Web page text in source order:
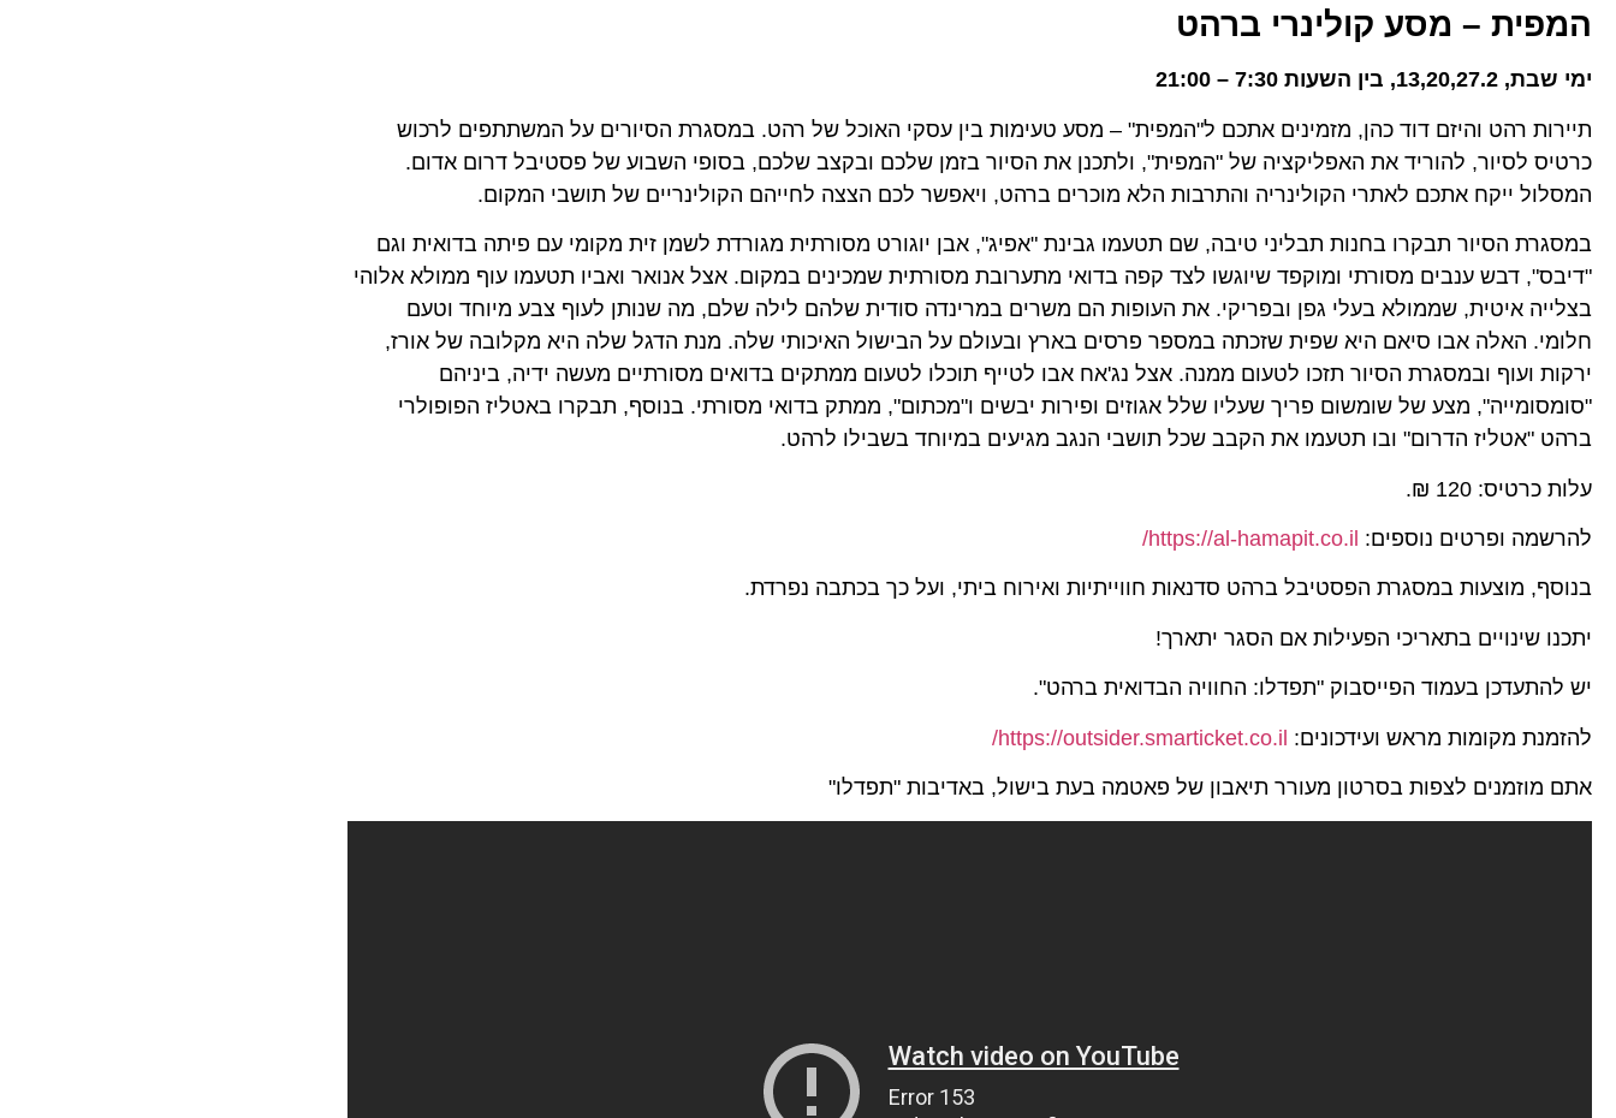
המפית – מסע קולינרי ברהט
ימי שבת, 13,20,27.2, בין השעות 7:30 – 21:00
תיירות רהט והיזם דוד כהן, מזמינים אתכם ל"המפית" – מסע טעימות בין עסקי האוכל של רהט. במסגרת הסיורים על המשתתפים לרכוש
כרטיס לסיור, להוריד את האפליקציה של "המפית", ולתכנן את הסיור בזמן שלכם ובקצב שלכם, בסופי השבוע של פסטיבל דרום אדום.
המסלול ייקח אתכם לאתרי הקולינריה והתרבות הלא מוכרים ברהט, ויאפשר לכם הצצה לחייהם הקולינריים של תושבי המקום.
במסגרת הסיור תבקרו בחנות תבליני טיבה, שם תטעמו גבינת "אפיג", אבן יוגורט מסורתית מגורדת לשמן זית מקומי עם פיתה בדואית וגם
"דיבס", דבש ענבים מסורתי ומוקפד שיוגשו לצד קפה בדואי מתערובת מסורתית שמכינים במקום. אצל אנואר ואביו תטעמו עוף ממולא אלוהי
בצלייה איטית, שממולא בעלי גפן ובפריקי. את העופות הם משרים במרינדה סודית שלהם לילה שלם, מה שנותן לעוף צבע מיוחד וטעם
חלומי. האלה אבו סיאם היא שפית שזכתה במספר פרסים בארץ ובעולם על הבישול האיכותי שלה. מנת הדגל שלה היא מקלובה של אורז,
ירקות ועוף ובמסגרת הסיור תזכו לטעום ממנה. אצל נג'אח אבו לטייף תוכלו לטעום ממתקים בדואים מסורתיים מעשה ידיה, ביניהם
"סומסומייה", מצע של שומשום פריך שעליו שלל אגוזים ופירות יבשים ו"מכתום", ממתק בדואי מסורתי. בנוסף, תבקרו באטליז הפופולרי
ברהט "אטליז הדרום" ובו תטעמו את הקבב שכל תושבי הנגב מגיעים במיוחד בשבילו לרהט.
עלות כרטיס: 120 ₪.
להרשמה ופרטים נוספים: https://al-hamapit.co.il/
בנוסף, מוצעות במסגרת הפסטיבל ברהט סדנאות חווייתיות ואירוח ביתי, ועל כך בכתבה נפרדת.
יתכנו שינויים בתאריכי הפעילות אם הסגר יתארך!
יש להתעדכן בעמוד הפייסבוק "תפדלו: החוויה הבדואית ברהט".
להזמנת מקומות מראש ועידכונים: https://outsider.smarticket.co.il/
אתם מוזמנים לצפות בסרטון מעורר תיאבון של פאטמה בעת בישול, באדיבות "תפדלו"